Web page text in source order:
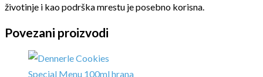
životinje i kao podrška mrestu je posebno korisna.
Povezani proizvodi